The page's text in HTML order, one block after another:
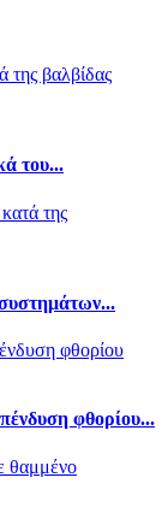
του...
φθορίου...